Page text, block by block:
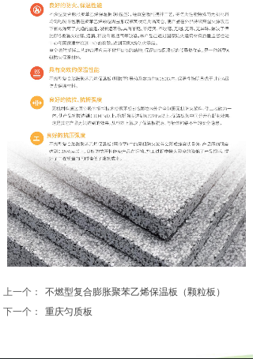
上一个：
不燃型复合膨胀聚苯乙烯保温板（颗粒板）
下一个：
重庆匀质板